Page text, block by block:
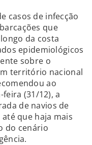
casos de infecção
que
da costa
epidemiológicos
sobre o
território nacional
ao
(31/12), a
de navios de
que haja mais
do cenário